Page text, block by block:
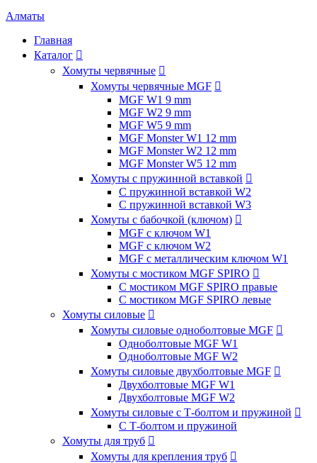
Алматы
Главная
Каталог 
Хомуты червячные 
Хомуты червячные MGF 
MGF W1 9 mm
MGF W2 9 mm
MGF W5 9 mm
MGF Monster W1 12 mm
MGF Monster W2 12 mm
MGF Monster W5 12 mm
Хомуты с пружинной вставкой 
С пружинной вставкой W2
С пружинной вставкой W3
Хомуты с бабочкой (ключом) 
MGF с ключом W1
MGF с ключом W2
MGF с металлическим ключом W1
Хомуты с мостиком MGF SPIRO 
С мостиком MGF SPIRO правые
С мостиком MGF SPIRO левые
Хомуты силовые 
Хомуты силовые одноболтовые MGF 
Одноболтовые MGF W1
Одноболтовые MGF W2
Хомуты силовые двухболтовые MGF 
Двухболтовые MGF W1
Двухболтовые MGF W2
Хомуты силовые с Т-болтом и пружиной 
С Т-болтом и пружиной
Хомуты для труб 
Хомуты для крепления труб 